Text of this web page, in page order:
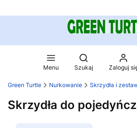
Menu
Otwórz
Szukaj Zaloguj
Green Turtle Nurkowanie Skrzydła i
Skrzydła do